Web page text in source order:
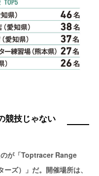
競技じゃない
が「Toptracer Range
ズ）」だ。開催場所は、